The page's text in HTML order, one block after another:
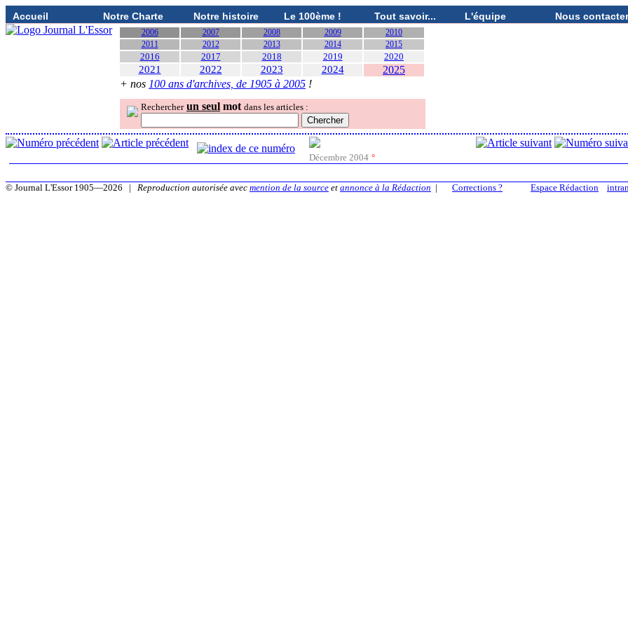
Accueil Notre Charte Notre histoire Le 100ème ! Tout savoir... L'équipe Nous contacter
2006 2007 2008 2009
2010
2011
2012 2013 2014 2015
2016 2017 2018 2019 2020
2021 2022 2023 2024
2025
+ nos 100 ans d'archives, de 1905 à 2005 !
Rechercher un seul mot dans les articles :
Décembre 2004 °
Espace Rédaction
© Journal L'Essor 1905—2026 | Reproduction autorisée avec mention de la source et annonce à la Rédaction | Corrections ?